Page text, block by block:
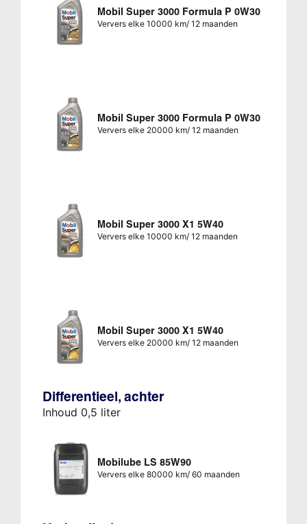
Mobil Super 3000 Formula P 0W30
Ververs elke 10000 km/ 12 maanden
Mobil Super 3000 Formula P 0W30
Ververs elke 20000 km/ 12 maanden
Mobil Super 3000 X1 5W40
Ververs elke 10000 km/ 12 maanden
Mobil Super 3000 X1 5W40
Ververs elke 20000 km/ 12 maanden
Differentieel, achter
Inhoud 0,5 liter
Mobilube LS 85W90
Ververs elke 80000 km/ 60 maanden